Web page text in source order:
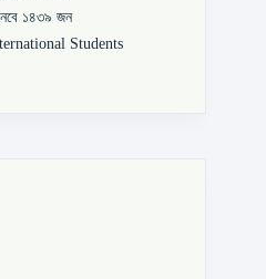
১৪৩৯ জন
Students